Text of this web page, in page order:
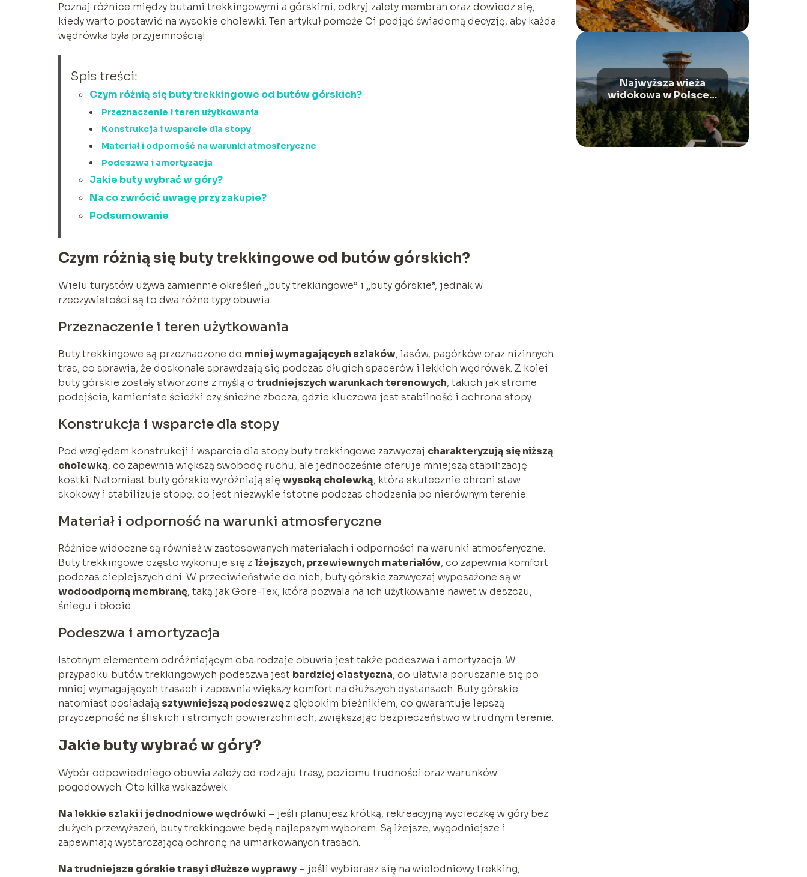
Poznaj różnice między butami trekkingowymi a górskimi, odkryj zalety membran oraz dowiedz się,
kiedy warto postawić na wysokie cholewki. Ten artykuł pomoże Ci podjąć świadomą decyzję, aby każda
wędrówka była przyjemnością!
Spis treści:
Czym różnią się buty trekkingowe od butów górskich?
Przeznaczenie i teren użytkowania
Konstrukcja i wsparcie dla stopy
Materiał i odporność na warunki atmosferyczne
Podeszwa i amortyzacja
Jakie buty wybrać w góry?
Na co zwrócić uwagę przy zakupie?
Podsumowanie
Czym różnią się buty trekkingowe od butów górskich?
Wielu turystów używa zamiennie określeń „buty trekkingowe” i „buty górskie”, jednak w
rzeczywistości są to dwa różne typy obuwia.
Przeznaczenie i teren użytkowania
Buty trekkingowe są przeznaczone do mniej wymagających szlaków, lasów, pagórków oraz nizinnych
tras, co sprawia, że doskonale sprawdzają się podczas długich spacerów i lekkich wędrówek. Z kolei
buty górskie zostały stworzone z myślą o trudniejszych warunkach terenowych, takich jak strome
podejścia, kamieniste ścieżki czy śnieżne zbocza, gdzie kluczowa jest stabilność i ochrona stopy.
Konstrukcja i wsparcie dla stopy
Pod względem konstrukcji i wsparcia dla stopy buty trekkingowe zazwyczaj charakteryzują się niższą
cholewką, co zapewnia większą swobodę ruchu, ale jednocześnie oferuje mniejszą stabilizację
kostki. Natomiast buty górskie wyróżniają się wysoką cholewką, która skutecznie chroni staw
skokowy i stabilizuje stopę, co jest niezwykle istotne podczas chodzenia po nierównym terenie.
Materiał i odporność na warunki atmosferyczne
Różnice widoczne są również w zastosowanych materiałach i odporności na warunki atmosferyczne.
Buty trekkingowe często wykonuje się z lżejszych, przewiewnych materiałów, co zapewnia komfort
podczas cieplejszych dni. W przeciwieństwie do nich, buty górskie zazwyczaj wyposażone są w
wodoodporną membranę, taką jak Gore-Tex, która pozwala na ich użytkowanie nawet w deszczu,
śniegu i błocie.
Podeszwa i amortyzacja
Istotnym elementem odróżniającym oba rodzaje obuwia jest także podeszwa i amortyzacja. W
przypadku butów trekkingowych podeszwa jest bardziej elastyczna, co ułatwia poruszanie się po
mniej wymagających trasach i zapewnia większy komfort na dłuższych dystansach. Buty górskie
natomiast posiadają sztywniejszą podeszwęz głębokim bieżnikiem, co gwarantuje lepszą
przyczepność na śliskich i stromych powierzchniach, zwiększając bezpieczeństwo w trudnym terenie.
Jakie buty wybrać w góry?
Wybór odpowiedniego obuwia zależy od rodzaju trasy, poziomu trudności oraz warunków
pogodowych. Oto kilka wskazówek:
Na lekkie szlaki i jednodniowe wędrówki – jeśli planujesz krótką, rekreacyjną wycieczkę w góry bez
dużych przewyższeń, buty trekkingowe będą najlepszym wyborem. Są lżejsze, wygodniejsze i
zapewniają wystarczającą ochronę na umiarkowanych trasach.
Na trudniejsze górskie trasy i dłuższe wyprawy – jeśli wybierasz się na wielodniowy trekking,
Najwyższa wieża
widokowa w Polsce –
gdzie się znajduje?